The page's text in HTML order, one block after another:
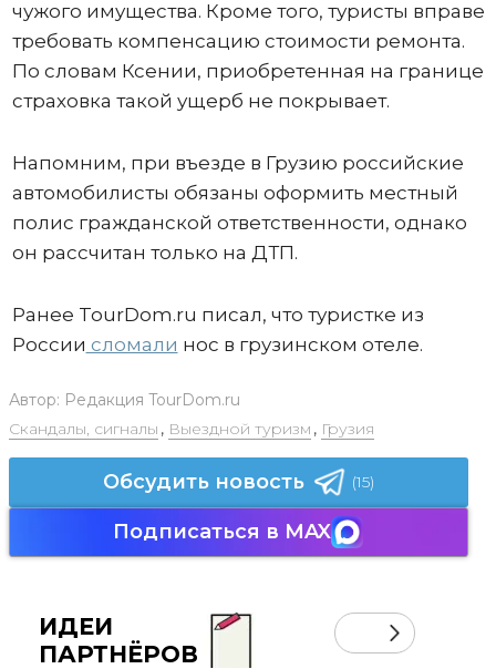
чужого имущества. Кроме того, туристы вправе
требовать компенсацию стоимости ремонта.
По словам Ксении, приобретенная на границе
страховка такой ущерб не покрывает.
Напомним, при въезде в Грузию российские
автомобилисты обязаны оформить местный
полис гражданской ответственности, однако
он рассчитан только на ДТП.
Ранее TourDom.ru писал, что туристке из
России сломали нос в грузинском отеле.
Автор: Редакция TourDom.ru
Скандалы, сигналы , Выездной туризм , Грузия
Обсудить новость (15)
Подписаться в MAX
ИДЕИ
ПАРТНЁРОВ